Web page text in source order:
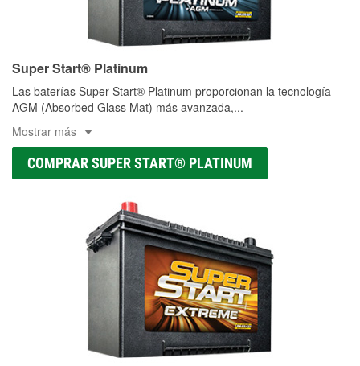
Super Start® Platinum
Las baterías Super Start® Platinum proporcionan la tecnología
AGM (Absorbed Glass Mat) más avanzada,...
Mostrar más
COMPRAR SUPER START® PLATINUM